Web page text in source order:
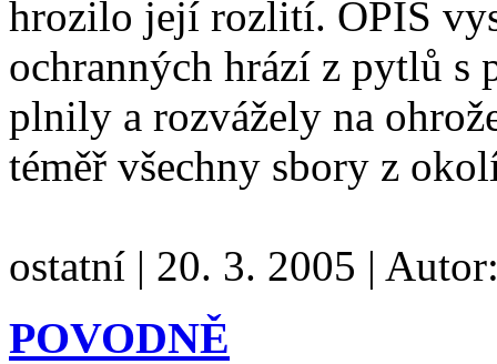
hrozilo její rozlití. OPIS
ochranných hrází z pytlů s
plnily a rozvážely na
téměř všechny sbory z
ostatní | 20. 3. 2005 |
POVODNĚ